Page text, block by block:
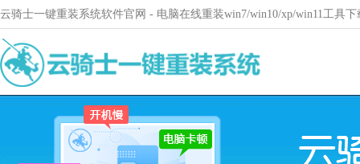
云骑士一键重装系统软件官网 - 电脑在线重装win7/win10/xp/win11工具